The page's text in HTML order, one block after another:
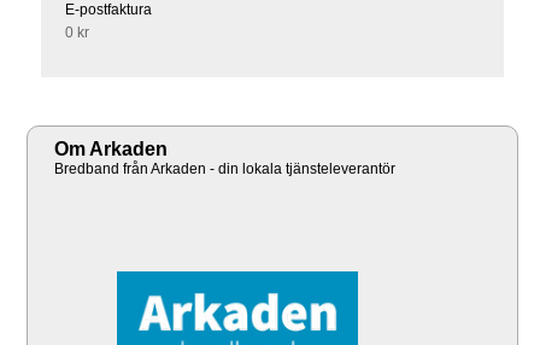
E-postfaktura
0 kr
Om Arkaden
Bredband från Arkaden - din lokala tjänsteleverantör